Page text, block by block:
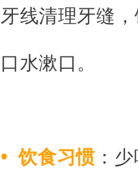
牙线清理牙缝
口水漱口。
• 饮食习惯 ：